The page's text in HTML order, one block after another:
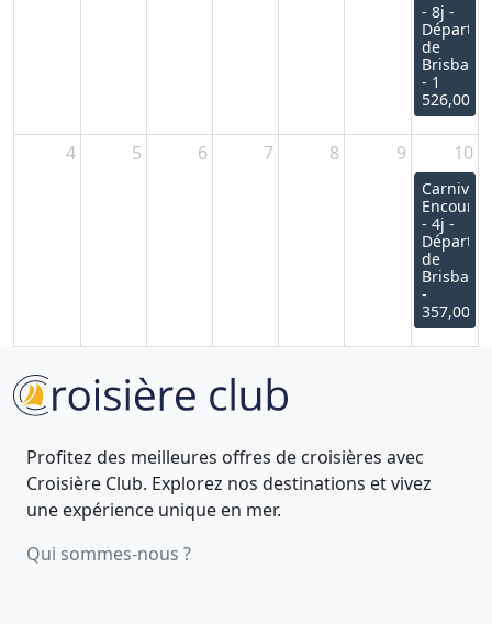
- 8j -
Départ
de
Brisbane
- 1
526,00€
4 5 6 7 8 9 10
Carnival
- 4j -
Départ
de
Brisbane
-
357,00€
Profitez des meilleures offres de croisières avec
Croisière Club. Explorez nos destinations et vivez
une expérience unique en mer.
Qui sommes-nous ?